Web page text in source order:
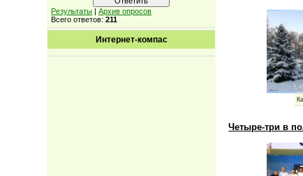
Результаты |Архив опросов
Всего ответов:211
Интернет-компас
Четыре-три в